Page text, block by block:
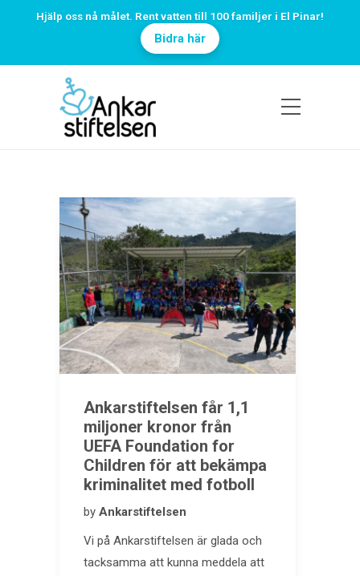
Hjälp oss nå målet. Rent vatten till 100 familjer i El Pinar!
Bidra här
Ankarstiftelsen får 1,1
miljoner kronor från
UEFA Foundation for
Children för att bekämpa
kriminalitet med fotboll
by Ankarstiftelsen
Vi på Ankarstiftelsen är glada och
tacksamma att kunna meddela att